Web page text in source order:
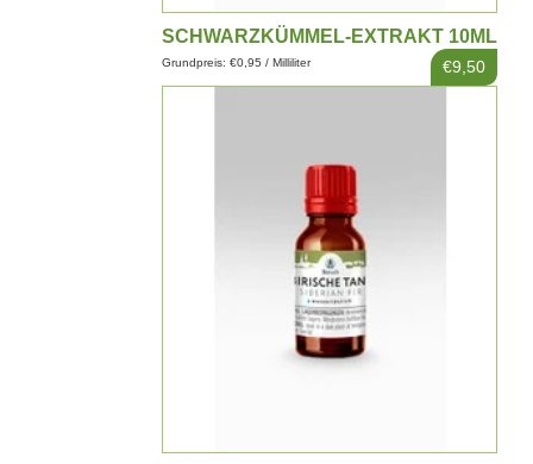
SCHWARZKÜMMEL-EXTRAKT 10ML
€9,50
Grundpreis: €0,95 / Milliliter